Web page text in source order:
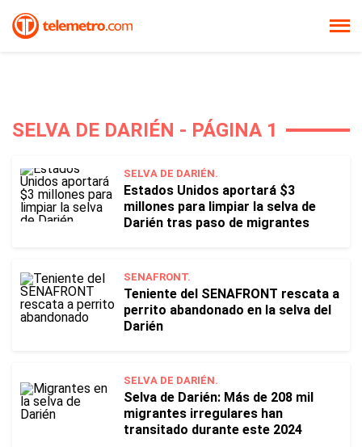
SELVA DE DARIÉN - PÁGINA 1
SELVA DE DARIÉN.
Estados Unidos aportará $3
millones para limpiar la selva de
Darién tras paso de migrantes
SENAFRONT.
Teniente del SENAFRONT rescata a
perrito abandonado en la selva del
Darién
SELVA DE DARIÉN.
Selva de Darién: Más de 208 mil
migrantes irregulares han
transitado durante este 2024